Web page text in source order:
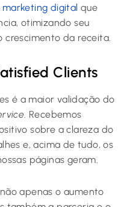
marketing digital que
otimizando seu
crescimento da receita.
Clients
é a maior validação do
. Recebemos
sobre a clareza do
e, acima de tudo, os
páginas geram.
apenas o aumento